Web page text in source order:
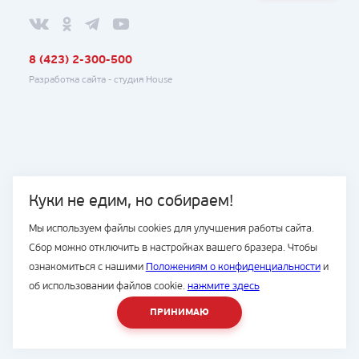
Куки не едим, но собираем!
Мы используем файлы cookies для улучшения работы сайта.
Сбор можно отключить в настройках вашего бразера. Чтобы
ознакомиться с нашими Положениям о конфиденциальностии
об использовании файлов cookie. нажмите здесь
ПРИНИМАЮ
8 (423) 2-300-500
Разработка сайта - студия House